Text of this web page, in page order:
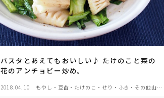
野菜料理(玉ねぎ・
セロリ・アスパラガ
根菜料理（にんじん
パスタとあえてもおいしい♪ たけのこと菜の
花のアンチョビー炒め。
2018.04.10
もやし・豆苗・たけのこ・せり・ふき・その他山菜